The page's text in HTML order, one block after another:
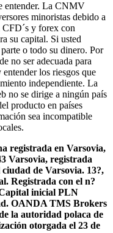
entender. La CNMV
minoristas debido a
y forex con
su capital. Si usted
o todo su dinero. Por
no ser adecuada para
los riesgos que
independiente. La
no se dirige a ningún país
producto en países
sea incompatible
registrada en Varsovia,
Varsovia, registrada
de Varsovia. 13?,
Registrada con el n?
inicial PLN
OANDA TMS Brokers
la autoridad polaca de
otorgada el 23 de